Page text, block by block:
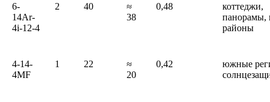
6-
14Ar-
4i-12-4
2 40
≈
38
0,48
коттеджи,
районы
4-14-
4MF
1 22
≈
20
0,42
южные